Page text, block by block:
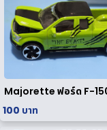
100 บาท